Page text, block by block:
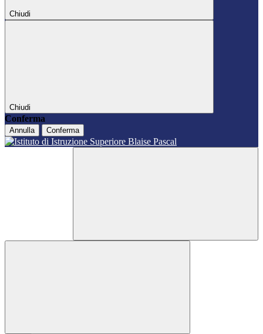
Chiudi
Chiudi
Conferma
Annulla Conferma